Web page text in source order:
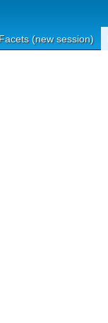
Facets (new session)